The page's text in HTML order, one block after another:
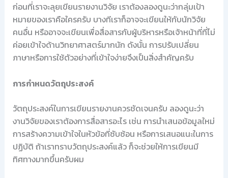
ก่อนที่เราจะลุยเขียนรายงานวิจัย เราต้องลองดูนะว่ากลุ่มเป้า
หมายของเราคือใครครับ บางทีเราก็อาจจะเขียนให้กับนักวิจัย
คนอื่น หรืออาจจะเขียนเพื่อสื่อสารกับผู้บริหารหรือเจ้าหน้าที่ที่ไม่
ค่อยเข้าใจด้านวิทยาศาสตร์มากนัก ดังนั้น การปรับเปลี่ยน
ภาษาหรือการใช้ตัวอย่างที่เข้าใจง่ายจึงเป็นสิ่งสำคัญครับ
การกำหนดวัตถุประสงค์
วัตถุประสงค์ในการเขียนรายงานควรชัดเจนครับ ลองดูนะว่า
งานวิจัยของเราต้องการสื่อสารอะไร เช่น การนำเสนอข้อมูลใหม่
การสร้างความเข้าใจในหัวข้อที่ซับซ้อน หรือการเสนอแนะในการ
ปฏิบัติ ถ้าเราทราบวัตถุประสงค์แล้ว ก็จะช่วยให้การเขียนมี
ทิศทางมากขึ้นครับผม